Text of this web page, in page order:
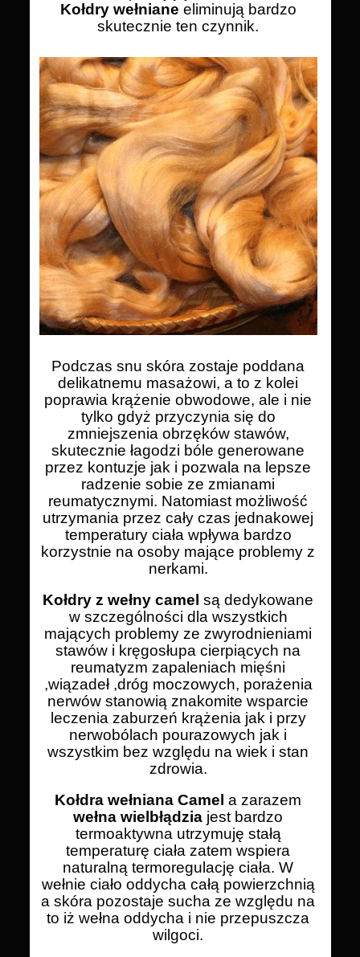
Kołdry wełniane eliminują bardzo
skutecznie ten czynnik.
Podczas snu skóra zostaje poddana
delikatnemu masażowi, a to z kolei
poprawia krążenie obwodowe, ale i nie
tylko gdyż przyczynia się do
zmniejszenia obrzęków stawów,
skutecznie łagodzi bóle generowane
przez kontuzje jak i pozwala na lepsze
radzenie sobie ze zmianami
reumatycznymi. Natomiast możliwość
utrzymania przez cały czas jednakowej
temperatury ciała wpływa bardzo
korzystnie na osoby mające problemy z
nerkami.
Kołdry z wełny camel są dedykowane
w szczególności dla wszystkich
mających problemy ze zwyrodnieniami
stawów i kręgosłupa cierpiących na
reumatyzm zapaleniach mięśni
,wiązadeł ,dróg moczowych, porażenia
nerwów stanowią znakomite wsparcie
leczenia zaburzeń krążenia jak i przy
nerwobólach pourazowych jak i
wszystkim bez względu na wiek i stan
zdrowia.
Kołdra wełniana Camel a zarazem
wełna wielbłądzia jest bardzo
termoaktywna utrzymuję stałą
temperaturę ciała zatem wspiera
naturalną termoregulację ciała. W
wełnie ciało oddycha całą powierzchnią
a skóra pozostaje sucha ze względu na
to iż wełna oddycha i nie przepuszcza
wilgoci.